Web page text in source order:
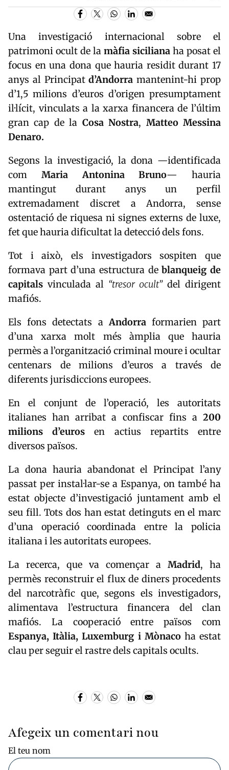
Una investigació internacional sobre el
patrimoni ocult de la màfia siciliana ha posat el
focus en una dona que hauria residit durant 17
anys al Principatd’Andorra mantenint-hi prop
d’1,5 milions d’euros d’origen presumptament
il·lícit, vinculats a la xarxa financera de l’últim
gran cap de la Cosa Nostra, Matteo Messina
Denaro.
Segons la investigació, la dona —identificada
com Maria Antonina Bruno— hauria
mantingut durant anys un perfil
extremadament discret a Andorra, sense
ostentació de riquesa ni signes externs de luxe,
fet que hauria dificultat la detecció dels fons.
Tot i això, els investigadors sospiten que
formava part d’una estructura deblanqueig de
capitals vinculada al“tresor ocult”del dirigent
mafiós.
Els fons detectats aAndorraformarien part
d’una xarxa molt més àmplia que hauria
permès a l’organització criminal moure i ocultar
centenars de milions d’euros a través de
diferents jurisdiccions europees.
En el conjunt de l’operació, les autoritats
italianes han arribat a confiscar fins a200
milions d’euros en actius repartits entre
diversos països.
La dona hauria abandonat el Principat l’any
passat per instal·lar-se a Espanya, on també ha
estat objecte d’investigació juntament amb el
seu fill. Tots dos han estat detinguts en el marc
d’una operació coordinada entre la policia
italiana i les autoritats europees.
La recerca, que va començar a Madrid, ha
permès reconstruir el flux de diners procedents
del narcotràfic que, segons els investigadors,
alimentava l’estructura financera del clan
mafiós. La cooperació entre països com
Espanya, Itàlia, Luxemburg i Mònaco ha estat
clau per seguir el rastre dels capitals ocults.
Afegeix un comentari nou
El teu nom